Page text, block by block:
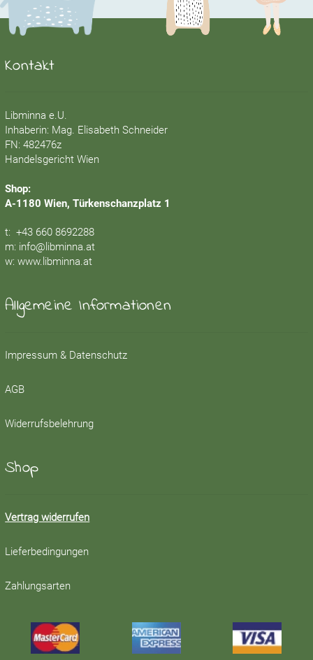
Kontakt
Libminna e.U.
Inhaberin: Mag. Elisabeth Schneider
FN: 482476z
Handelsgericht Wien
Shop:
A-1180 Wien, Türkenschanzplatz 1
t:+43 660 8692288
m: info@libminna.at
w:www.libminna.at
Allgemeine Informationen
Impressum & Datenschutz
AGB
Widerrufsbelehrung
Shop
Vertrag widerrufen
Lieferbedingungen
Zahlungsarten